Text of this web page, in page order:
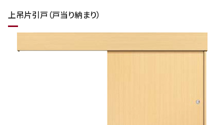
上吊片引戸（戸当り納まり）